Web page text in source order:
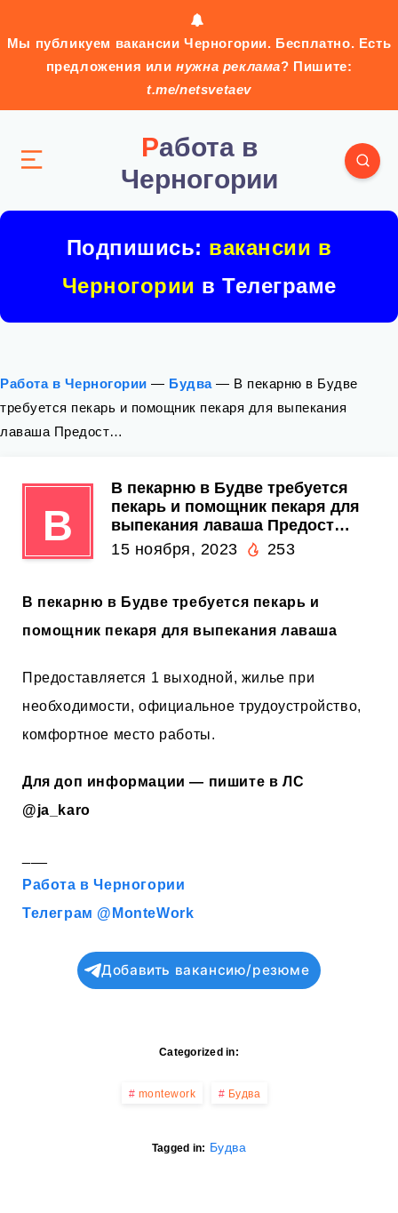
Мы публикуем вакансии Черногории. Бесплатно. Есть
предложения илинужна реклама? Пишите:
t.me/netsvetaev
Работа в
Черногории
Подпишись: вакансии в
Черногории в Телеграме
Работа в Черногории — Будва— В пекарню в Будве
требуется пекарь и помощник пекаря для выпекания
лаваша Предост…
В
В пекарню в Будве требуется
пекарь и помощник пекаря для
выпекания лаваша Предост…
15 ноября, 2023
253
В пекарню в Будве требуется пекарь и
помощник пекаря для выпекания лаваша
Предоставляется 1 выходной, жилье при
необходимости, официальное трудоустройство,
комфортное место работы.
Для доп информации — пишите в ЛС
@ja_karo
Работа в Черногории
Телеграм @MonteWork
Добавить вакансию/резюме
Categorized in:
montework Будва
Tagged in: Будва